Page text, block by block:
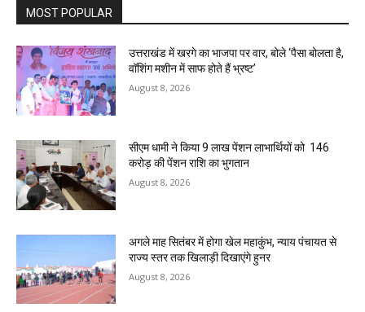
MOST POPULAR
उत्तराखंड में खरगे का भाजपा पर वार, बोले ‘पैसा बोलता है,
वॉशिंग मशीन में साफ होते हैं भ्रष्ट’
August 8, 2026
सीएम धामी ने किया 9 लाख पेंशन लाभार्थियों को ₹ 146
करोड़ की पेंशन राशि का भुगतान
August 8, 2026
अगले माह सितंबर में होगा खेल महाकुंभ, न्याय पंचायत से
राज्य स्तर तक खिलाड़ी दिखाएंगे हुनर
August 8, 2026